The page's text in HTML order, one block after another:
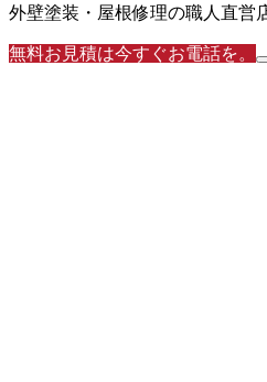
外壁塗装・屋根修理の職人直営
無料お見積は今すぐお電話を。